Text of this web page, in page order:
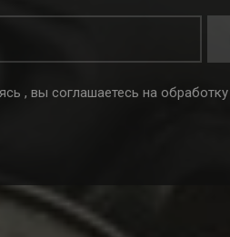
, вы соглашаетесь на обработку